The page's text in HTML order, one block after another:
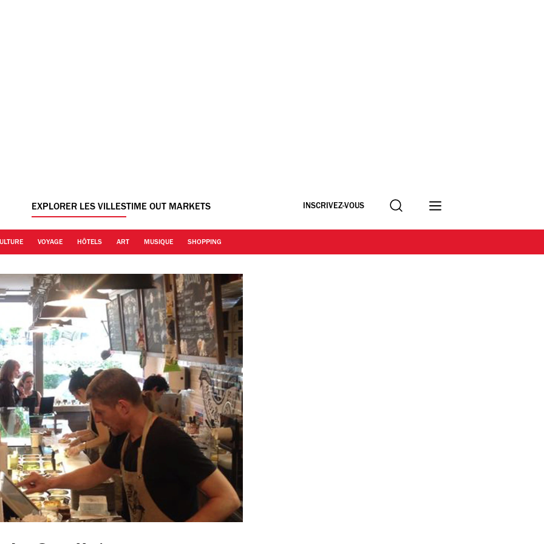
EXPLORER LES VILLESTIME OUT MARKETS INSCRIVEZ-VOUS Recherche
VOYAGE HÔTELS ART MUSIQUE SHOPPING